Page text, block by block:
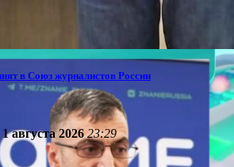
в Союз журналистов России
1 августа 202623:29